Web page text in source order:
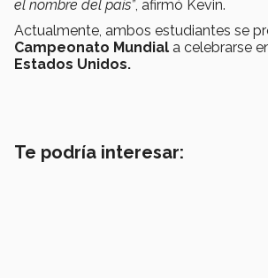
el nombre del país”, afirmó Kevin.
Actualmente, ambos estudiantes se
Campeonato Mundial a celebrarse
Estados Unidos.
Te podría interesar: